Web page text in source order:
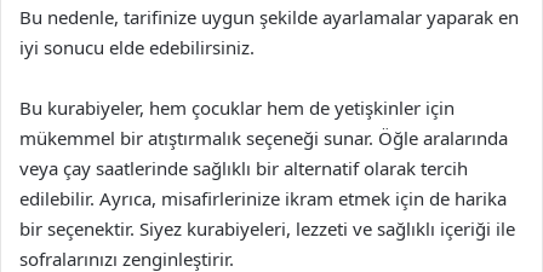
Bu nedenle, tarifinize uygun şekilde ayarlamalar yaparak en
iyi sonucu elde edebilirsiniz.
Bu kurabiyeler, hem çocuklar hem de yetişkinler için
mükemmel bir atıştırmalık seçeneği sunar. Öğle aralarında
veya çay saatlerinde sağlıklı bir alternatif olarak tercih
edilebilir. Ayrıca, misafirlerinize ikram etmek için de harika
bir seçenektir. Siyez kurabiyeleri, lezzeti ve sağlıklı içeriği ile
sofralarınızı zenginleştirir.